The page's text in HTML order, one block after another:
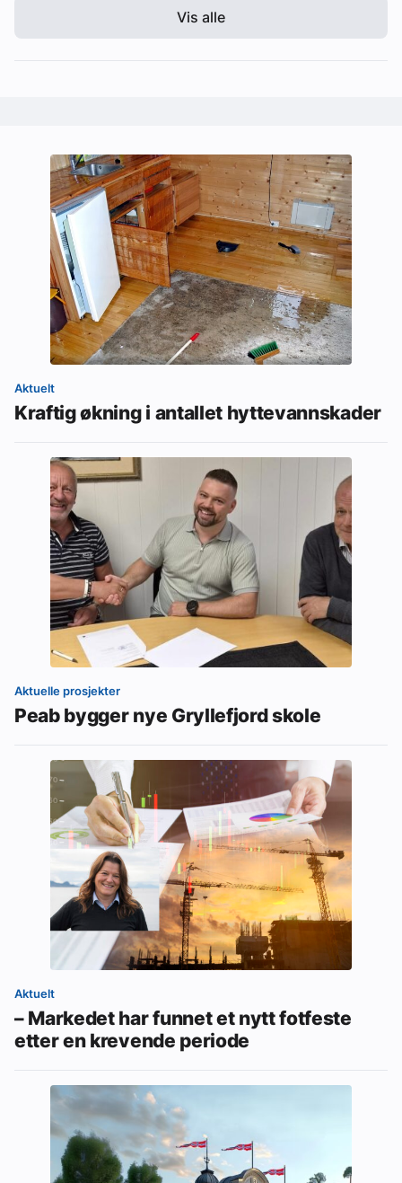
Vis alle
Aktuelt
Kraftig økning i antallet hyttevannskader
Aktuelle prosjekter
Peab bygger nye Gryllefjord skole
Aktuelt
– Markedet har funnet et nytt fotfeste
etter en krevende periode